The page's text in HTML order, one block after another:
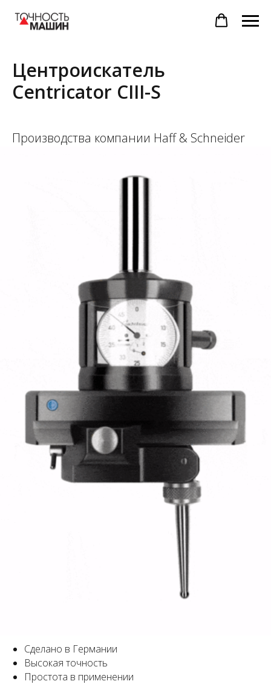
Центроискатель
Centricator CIII-S
Производства компании Haff & Schneider
Сделано в Германии
Высокая точность
Простота в применении